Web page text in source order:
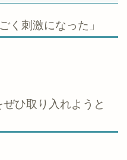
く刺激になった」
ぜひ取り入れようと